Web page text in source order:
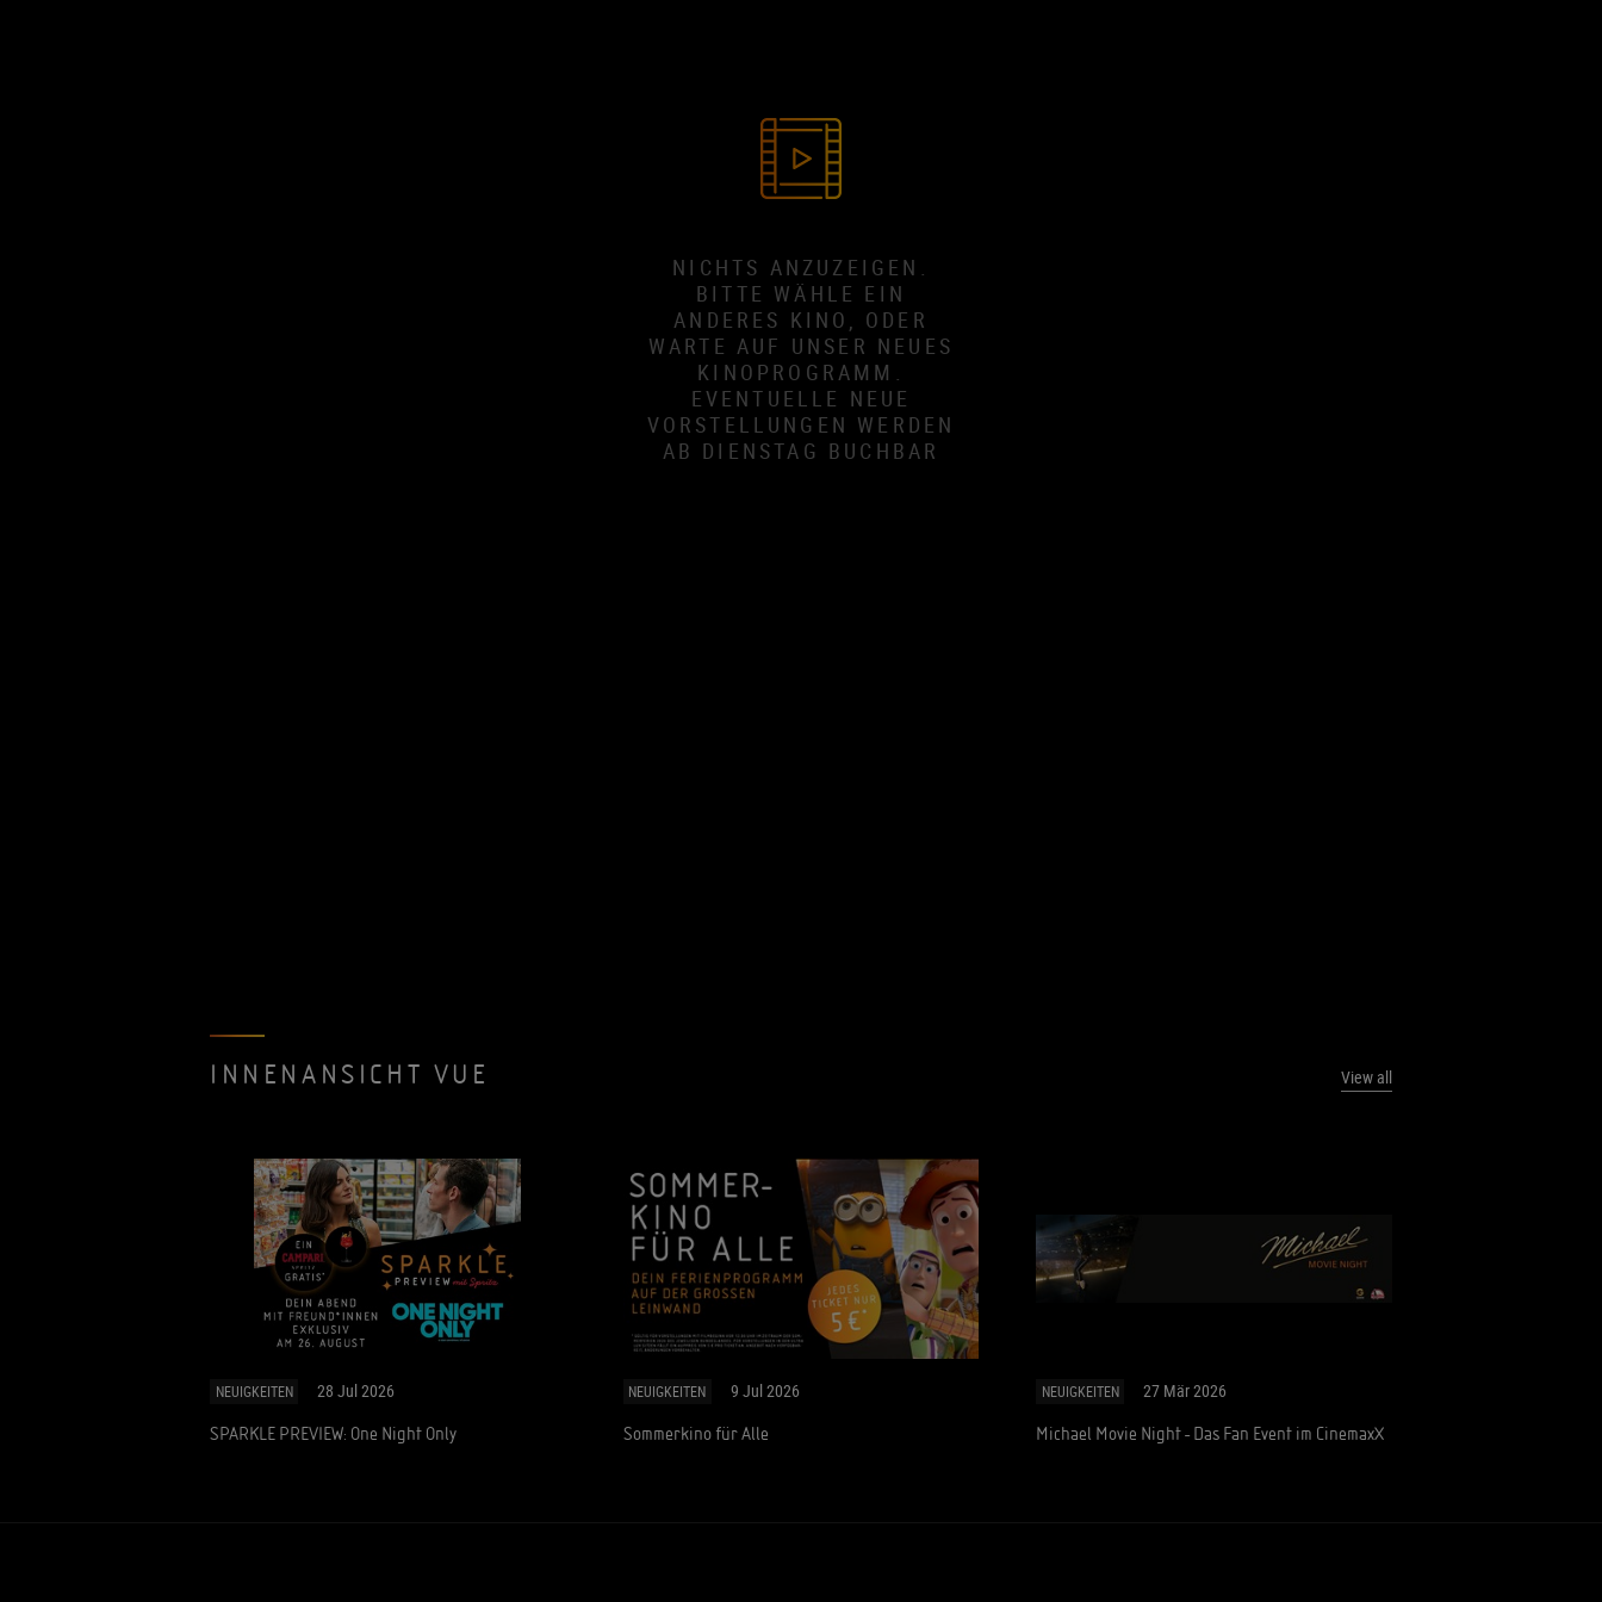
NICHTS ANZUZEIGEN.
BITTE WÄHLE EIN
ANDERES KINO, ODER
WARTE AUF UNSER NEUES
KINOPROGRAMM.
EVENTUELLE NEUE
VORSTELLUNGEN WERDEN
AB DIENSTAG BUCHBAR
INNENANSICHT VUE View all
NEUIGKEITEN 28 Jul 2026
SPARKLE PREVIEW: One Night Only
NEUIGKEITEN 9 Jul 2026
Sommerkino für Alle
NEUIGKEITEN 27 Mär 2026
Michael Movie Night - Das Fan Event im CinemaxX